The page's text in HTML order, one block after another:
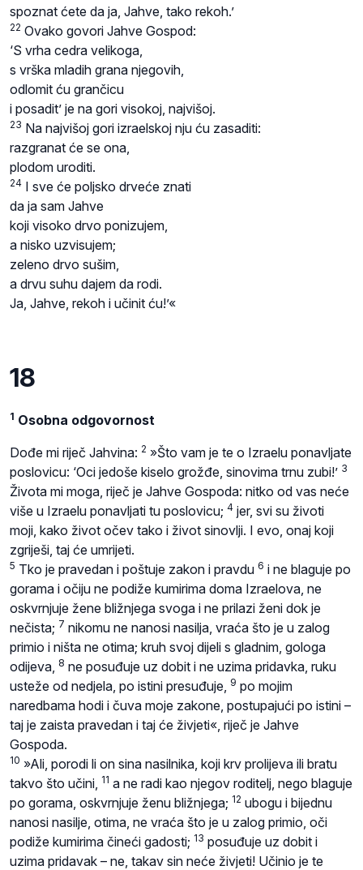
spoznat ćete da ja, Jahve, tako rekoh.’
22 Ovako govori Jahve Gospod:
‘S vrha cedra velikoga,
s vrška mladih grana njegovih,
odlomit ću grančicu
i posadit’ je na gori visokoj, najvišoj.
23 Na najvišoj gori izraelskoj nju ću zasaditi:
razgranat će se ona,
plodom uroditi.
24 I sve će poljsko drveće znati
da ja sam Jahve
koji visoko drvo ponizujem,
a nisko uzvisujem;
zeleno drvo sušim,
a drvu suhu dajem da rodi.
Ja, Jahve, rekoh i učinit ću!’«
18
1 Osobna odgovornost
Dođe mi riječ Jahvina: 2 »Što vam je te o Izraelu ponavljate
poslovicu: ‘Oci jedoše kiselo grožđe, sinovima trnu zubi!’ 3
Života mi moga, riječ je Jahve Gospoda: nitko od vas neće
više u Izraelu ponavljati tu poslovicu; 4 jer, svi su životi
moji, kako život očev tako i život sinovlji. I evo, onaj koji
zgriješi, taj će umrijeti.
5 Tko je pravedan i poštuje zakon i pravdu 6 i ne blaguje po
gorama i očiju ne podiže kumirima doma Izraelova, ne
oskvrnjuje žene bližnjega svoga i ne prilazi ženi dok je
nečista; 7 nikomu ne nanosi nasilja, vraća što je u zalog
primio i ništa ne otima; kruh svoj dijeli s gladnim, gologa
odijeva, 8 ne posuđuje uz dobit i ne uzima pridavka, ruku
usteže od nedjela, po istini presuđuje,
9 po mojim
naredbama hodi i čuva moje zakone, postupajući po istini –
taj je zaista pravedan i taj će živjeti«, riječ je Jahve
Gospoda.
10 »Ali, porodi li on sina nasilnika, koji krv prolijeva ili bratu
takvo što učini, 11 a ne radi kao njegov roditelj, nego blaguje
po gorama, oskvrnjuje ženu bližnjega; 12 ubogu i bijednu
nanosi nasilje, otima, ne vraća što je u zalog primio, oči
podiže kumirima čineći gadosti; 13 posuđuje uz dobit i
uzima pridavak – ne, takav sin neće živjeti! Učinio je te